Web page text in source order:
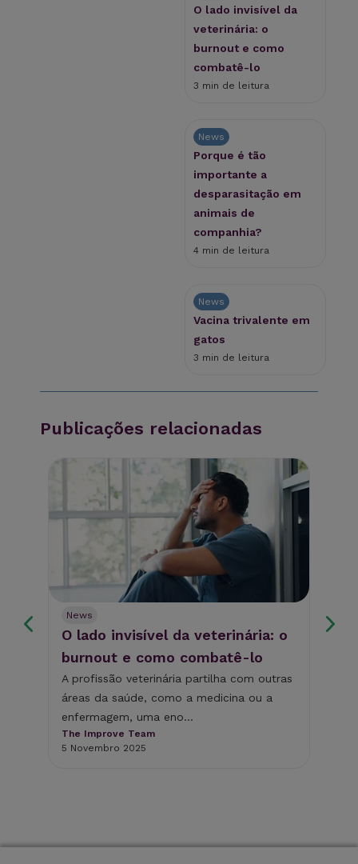
O lado invisível da
veterinária: o
burnout e como
combatê-lo
3 min de leitura
News
Porque é tão
importante a
desparasitação em
animais de
companhia?
4 min de leitura
News
Vacina trivalente em
gatos
3 min de leitura
Publicações relacionadas
News
O lado invisível da veterinária: o
burnout e como combatê-lo
A profissão veterinária partilha com outras
áreas da saúde, como a medicina ou a
enfermagem, uma eno...
The Improve Team
5 Novembro 2025